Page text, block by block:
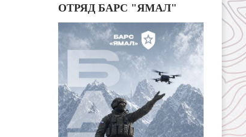
ОТРЯД БАРС "ЯМАЛ"